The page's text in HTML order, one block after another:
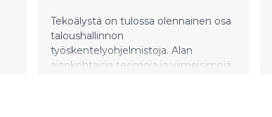
Tekoälystä on tulossa olennainen osa
taloushallinnon
työskentelyohjelmistoja. Alan
ajankohtaisia teemoja ja viimeisimpiä